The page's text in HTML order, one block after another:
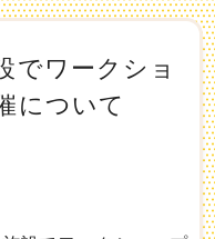
でワークショ
について